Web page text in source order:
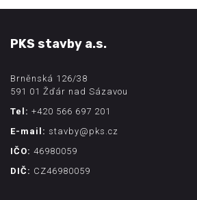
PKS stavby a.s.
Brněnská 126/38
591 01 Žďár nad Sázavou
Tel: +420 566 697 201
E-mail: stavby@pks.cz
IČO: 46980059
DIČ: CZ46980059